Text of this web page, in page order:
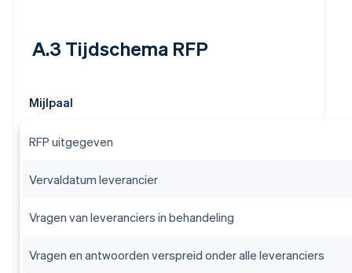
A.3 Tijdschema RFP
Mijlpaal
RFP uitgegeven
Vervaldatum leverancier
Vragen van leveranciers in behandeling
Vragen en antwoorden verspreid onder alle leveranciers